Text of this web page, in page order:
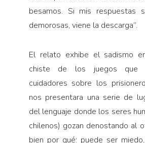
besamos. Si mis respuestas
demorosas, viene la descarga”.
El relato exhibe el sadismo
chiste de los juegos que
cuidadores sobre los
nos presentara una serie de
del lenguaje donde los seres
chilenos) gozan denostando al
bien por qué: puede ser